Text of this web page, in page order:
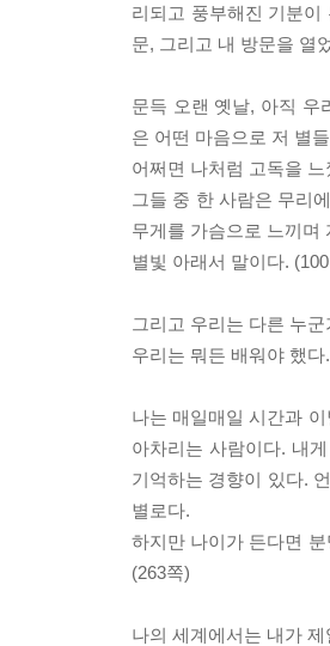
리되고 풍부해진 기분
문, 그리고 내 방문을 열
문득 오랜 옛날, 아직 우
은 어떤 마음으로 저 별
어쩌면 나처럼 고독을
그들 중 한 사람은 무리
무게를 가슴으로 느끼며
별빛 아래서 말이다.
그리고 우리는 다른 누
우리는 뭐든 배워야 했
나는 매일매일 시간과
아차리는 사람이다. 내
기억하는 경향이 있다.
별로다.
하지만 나이가 든다면
(263쪽)
나의 세계에서는 내가